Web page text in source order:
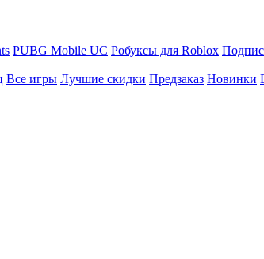
PUBG Mobile UC Робуксы для Roblox
Все игры Лучшие скидки Предзаказ Новинки